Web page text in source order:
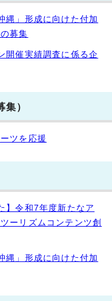
縄」形成に向けた付加
募集
開催実績調査に係る企
）
ツを応援
】令和7年度新たなア
ーリズムコンテンツ創
縄」形成に向けた付加